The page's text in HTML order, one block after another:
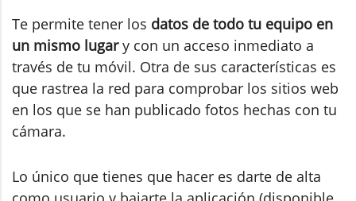
Te permite tener los datos de todo tu equipo en
un mismo lugary con un acceso inmediato a
través de tu móvil. Otra de sus características es
que rastrea la red para comprobar los sitios web
en los que se han publicado fotos hechas con tu
cámara.
Lo único que tienes que hacer es darte de alta